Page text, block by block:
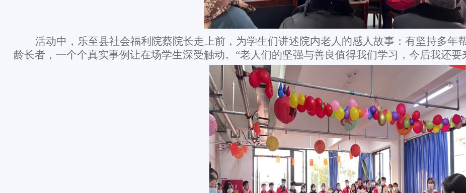
活动中，乐至县社会福利院蔡院长走上前，为学生们讲述院内老人的感人故事：有坚持多年
龄长者，一个个真实事例让在场学生深受触动。 “老人们的坚强与善良值得我们学习，今后我还要